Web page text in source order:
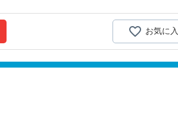
わりを大事にしています】
だわり「クイックレスポンス・プラス思考・有言
ています。
と笑顔をいただき続けるために「情熱家であれ
は、普段の学生生活では扱うことのない専門性
ただけるようにスキルの向上を目指し、税務の
通ったサービスを提供する真の「税務プロフェ
？
きる貴方の力を求めています】
と経験を生かして、さらなる活躍の場を求めてい
して、将来的にオフィスを任せられる方の力を
お気に